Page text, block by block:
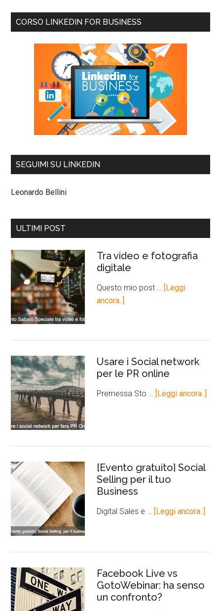
CORSO LINKEDIN FOR BUSINESS
SEGUIMI SU LINKEDIN
Leonardo Bellini
ULTIMI POST
Tra video e fotografia
digitale
Questo mio post … [Leggi
ancora..]
Usare i Social network
per le PR online
Premessa Sto … [Leggi ancora..]
[Evento gratuito] Social
Selling per il tuo
Business
Digital Sales e … [Leggi ancora..]
Facebook Live vs
GotoWebinar: ha senso
un confronto?